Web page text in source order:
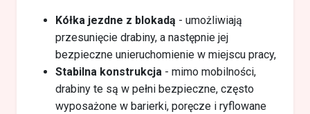
Kółka jezdne z blokadą - umożliwiają
przesunięcie drabiny, a następnie jej
bezpieczne unieruchomienie w miejscu pracy,
Stabilna konstrukcja - mimo mobilności,
drabiny te są w pełni bezpieczne, często
wyposażone w barierki, poręcze i ryflowane